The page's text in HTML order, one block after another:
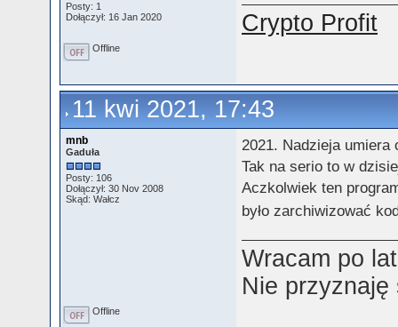
Posty: 1
Dołączył: 16 Jan 2020
Crypto Profit
Offline
11 kwi 2021, 17:43
mnb
Gaduła
Posty: 106
Dołączył: 30 Nov 2008
Skąd: Wałcz
2021. Nadzieja umiera
Tak na serio to w
Aczkolwiek ten
było zarchiwizować
Wracam po
Nie
Offline